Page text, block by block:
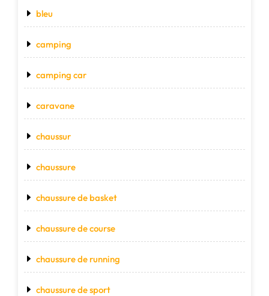
bleu
camping
camping car
caravane
chaussur
chaussure
chaussure de basket
chaussure de course
chaussure de running
chaussure de sport